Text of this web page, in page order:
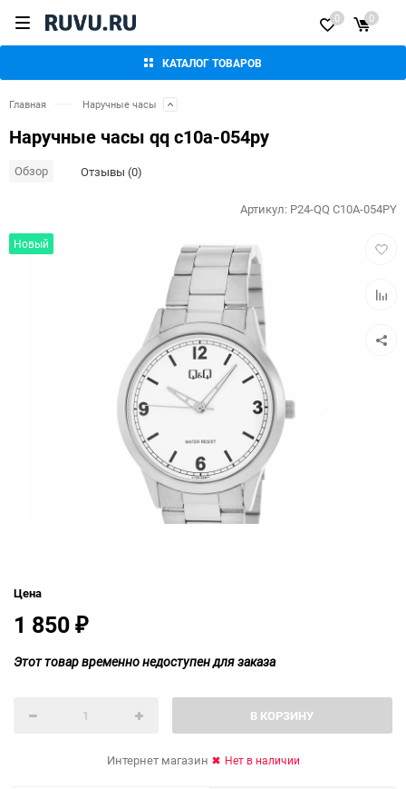
КАТАЛОГ ТОВАРОВ
0 0
Главная Наручные часы
Наручные часы qq c10a-054py
Обзор Отзывы (0)
Новый
Артикул: P24-QQ C10A-054PY
Цена
1 850 ₽
Этот товар временно недоступен для заказа
В КОРЗИНУ
Интернет магазин Нет в наличии